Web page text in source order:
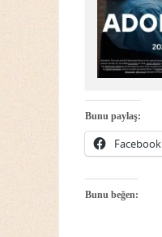
Bunu paylaş:
Facebook
Bunu beğen: